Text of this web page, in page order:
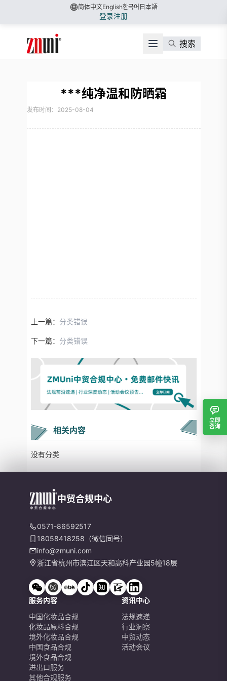
简体中文English한국어 日本語
登录注册
搜索
***纯净温和防晒霜
发布时间：2025-08-04
上一篇： 分类错误
下一篇： 分类错误
相关内容
没有分类
立即
咨询
中贸合规中心
0571-86592517
18058418258（微信同号）
info@zmuni.com
浙江省杭州市滨江区天和高科产业园5幢18层
服务内容
中国化妆品合规
化妆品原料合规
境外化妆品合规
中国食品合规
境外食品合规
进出口服务
其他合规服务
资讯中心
法规速递
行业洞察
中贸动态
活动会议